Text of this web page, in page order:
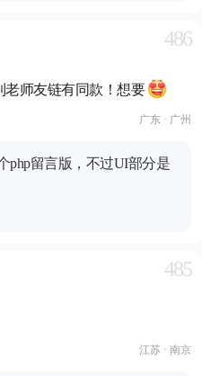
486
师友链有同款！想要
广东 · 广州
php留言版，不过UI部分是
485
江苏 · 南京